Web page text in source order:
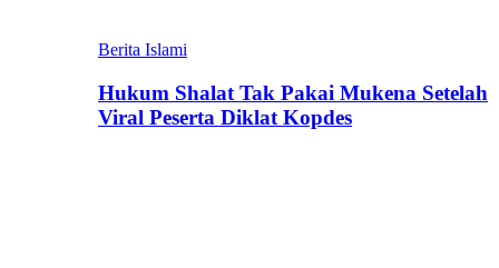
Berita Islami
Hukum Shalat Tak Pakai Mukena Setelah
Viral Peserta Diklat Kopdes